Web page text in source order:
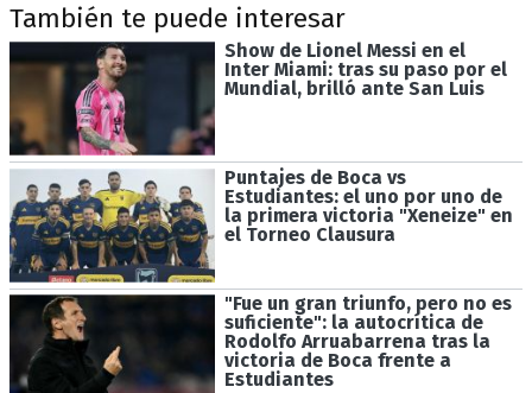
También te puede interesar
Show de Lionel Messi en el
Inter Miami: tras su paso por el
Mundial, brilló ante San Luis
Puntajes de Boca vs
Estudiantes: el uno por uno de
la primera victoria "Xeneize" en
el Torneo Clausura
"Fue un gran triunfo, pero no es
suficiente": la autocrítica de
Rodolfo Arruabarrena tras la
victoria de Boca frente a
Estudiantes